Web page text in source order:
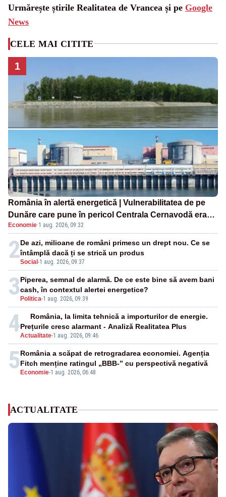
Urmărește știrile Realitatea de Vrancea și pe Google
News
CELE MAI CITITE
1
România în alertă energetică | Vulnerabilitatea de pe
Dunăre care pune în pericol Centrala Cernavodă era
cunoscută de pe vremea lui Ceaușescu
Economie·1 aug. 2026, 09:32
2Social -1 aug. 2026, 09:37
De azi, milioane de români primesc un drept nou. Ce se
întâmplă dacă ți se strică un produs
3 Politica-1 aug. 2026, 09:39
Piperea, semnal de alarmă. De ce este bine să avem bani
cash, în contextul alertei energetice?
4Actualitate-1 aug. 2026, 09:46
România, la limita tehnică a importurilor de energie.
Prețurile cresc alarmant - Analiză Realitatea Plus
5 Economie-1 aug. 2026, 06:48
România a scăpat de retrogradarea economiei. Agenția
Fitch menține ratingul „BBB-” cu perspectivă negativă
ACTUALITATE